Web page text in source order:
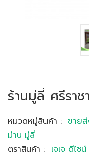
ร้านมู่ลี่ ศรีราช
หมวดหมู่สินค้า : ขาย
ม่าน มู่ลี่
ตราสินค้า : เจเจ ดีไซน์